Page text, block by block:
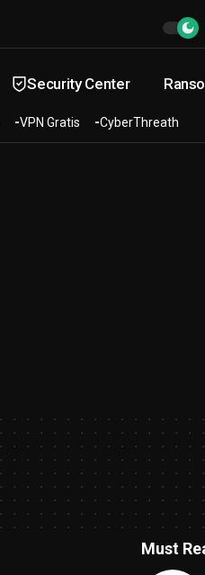
Security Center
VPN Gratis CyberThreath
Must